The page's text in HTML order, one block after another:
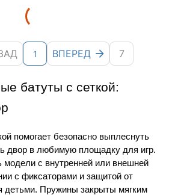
батуты с сеткой:
помогает безопасно выплеснуть
двор в любимую площадку для игр.
модели с внутренней или внешней
с фиксаторами и защитой от
детьми. Пружины закрыты мягким
1 ВПЕРЕД 7